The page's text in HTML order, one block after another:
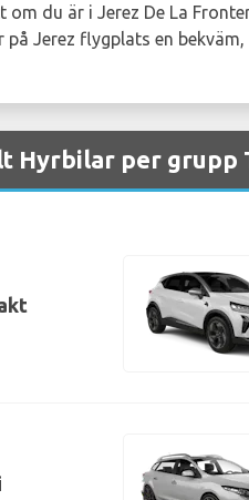
om du är i Jerez De La
på Jerez flygplats en
Hyrbilar per grupp